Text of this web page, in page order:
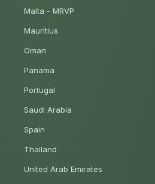
Malta - MRVP
Mauritius
Oman
Panama
Portugal
Saudi Arabia
Spain
Thailand
United Arab Emirates